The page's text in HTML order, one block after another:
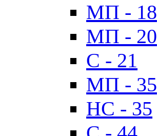
МП - 18
МП - 20
C - 21
МП - 35
HC - 35